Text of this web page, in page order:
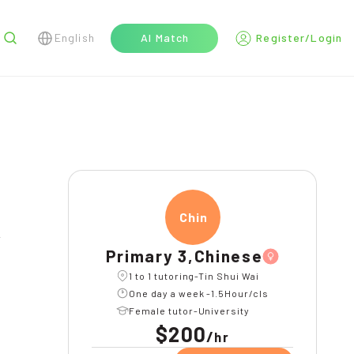
English AI Match Register/Login
Chine
Primary 3,Chinese
1 to 1 tutoring-Tin Shui Wai
One day a week -1.5Hour/cls
Female tutor-University
$200/hr